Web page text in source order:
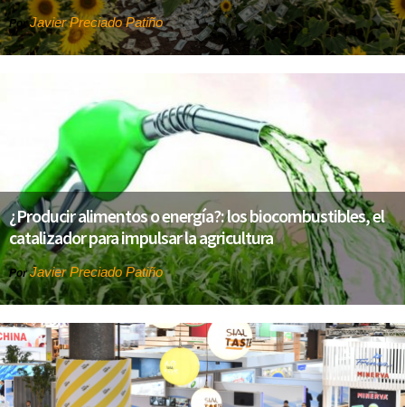
PorJavier Preciado Patiño
¿Producir alimentos o energía?: los biocombustibles, el
catalizador para impulsar la agricultura
PorJavier Preciado Patiño